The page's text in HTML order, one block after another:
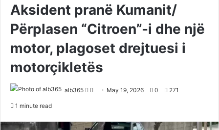
Aksident pranë Kumanit/
Përplasen “Citroen”-i dhe një
motor, plagoset drejtuesi i
motorçikletës
alb365
Follow
Send May 19, 2026 0 271
1 minute read